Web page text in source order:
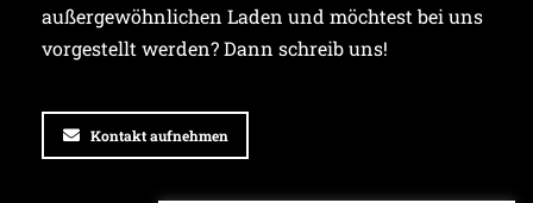
außergewöhnlichen Laden und möchtest bei uns
vorgestellt werden? Dann schreib uns!
Kontakt aufnehmen